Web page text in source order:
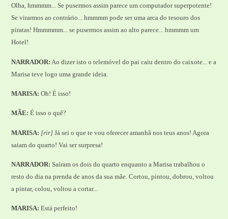
Olha, hmmmm... Se pusermos assim parece um computador superpotente!
Se virarmos ao contrário... hmmmm pode ser uma arca do tesouro dos
piratas! Hmmmmm... se pusermos assim ao alto parece... hmmmm um
Hotel!
NARRADOR: Ao dizer isto o telemóvel do pai caiu dentro do caixote... e a
Marisa teve logo uma grande ideia.
MARISA: Oh! É isso!
MÃE: É isso o quê?
MARISA: [rir] Já sei o que te vou oferecer amanhã nos teus anos! Agora
saiam do quarto! Vai ser surpresa!
NARRADOR: Saíram os dois do quarto enquanto a Marisa trabalhou o
resto do dia na prenda de anos da sua mãe. Cortou, pintou, dobrou, voltou
a pintar, colou, voltou a cortar...
MARISA: Está perfeito!